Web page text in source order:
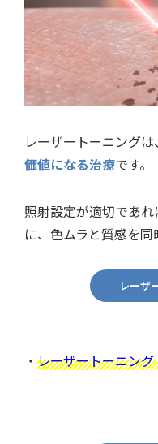
レーザートーニングは、
価値になる治療です。
照射設定が適切であ
に、色ムラと質感を同
レーザ
・ レーザートーニン